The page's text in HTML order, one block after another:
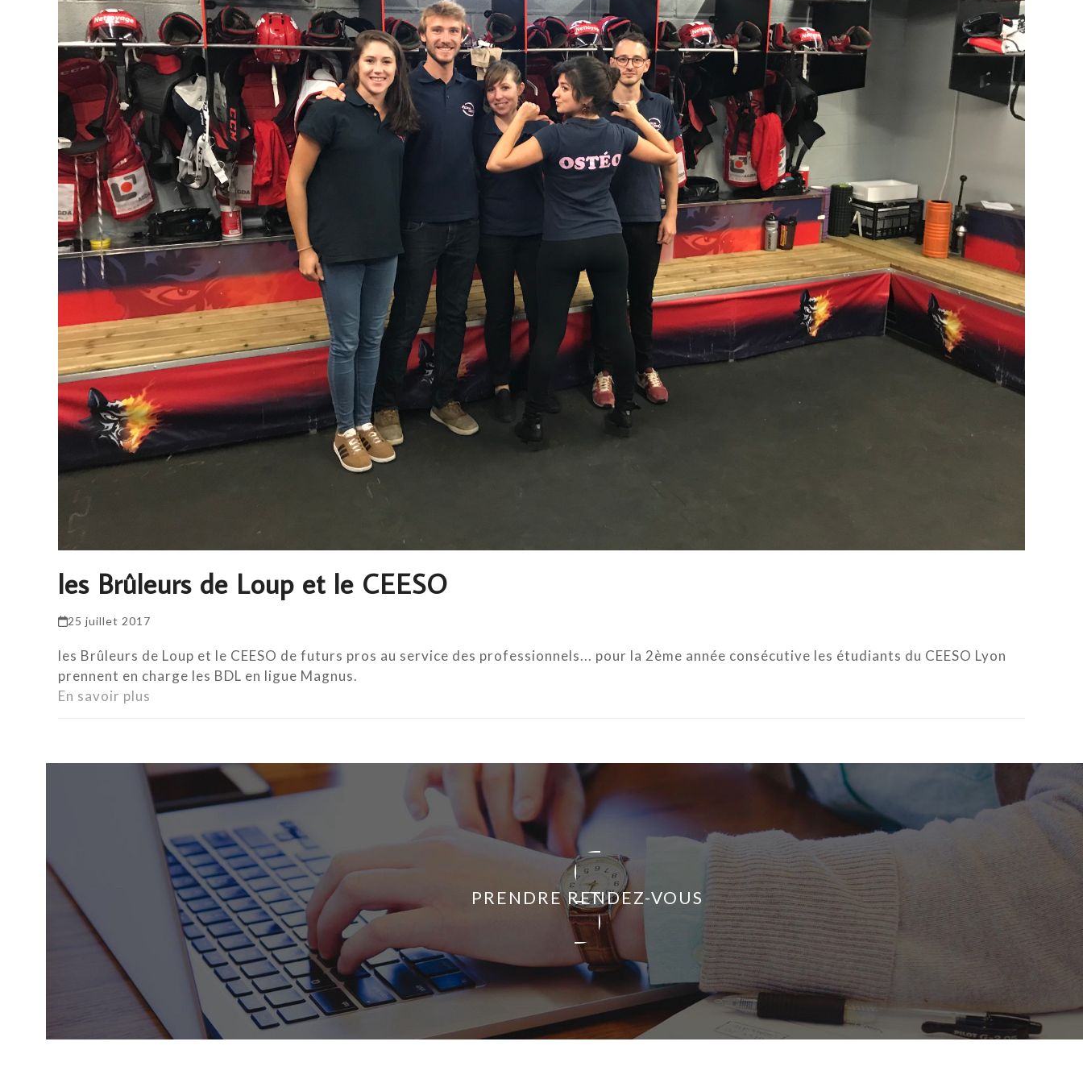
les Brûleurs de Loup et le CEESO
25 juillet 2017
les Brûleurs de Loup et le CEESO de futurs pros au service des professionnels... pour la 2ème année consécutive les étudiants du CEESO Lyon
prennent en charge les BDL en ligue Magnus.
En savoir plus
PRENDRE RENDEZ-VOUS